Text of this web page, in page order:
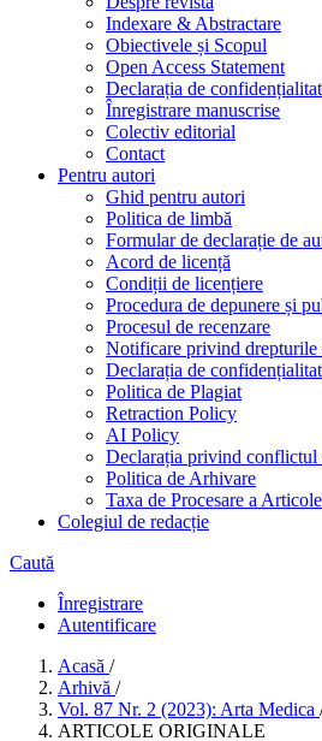
Indexare & Abstractare
Obiectivele și Scopul
Open Access Statement
Declarația de
Înregistrare manuscrise
Colectiv editorial
Contact
Pentru autori
Ghid pentru autori
Politica de limbă
Formular de declarație de
Acord de licență
Condiții de licențiere
Procedura de depunere și
Procesul de recenzare
Notificare privind drepturile
Declarația de
Politica de Plagiat
Retraction Policy
AI Policy
Declarația privind conflictul
Politica de Arhivare
Taxa de Procesare a
Colegiul de redacție
Caută
Înregistrare
Autentificare
Acasă /
Arhivă /
Vol. 87 Nr. 2 (2023): Arta Medica
ARTICOLE ORIGINALE